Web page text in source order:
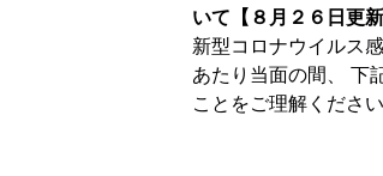
いて【８月２６日更新
新型コロナウイルス
あたり当面の間、 下
ことをご理解くださ